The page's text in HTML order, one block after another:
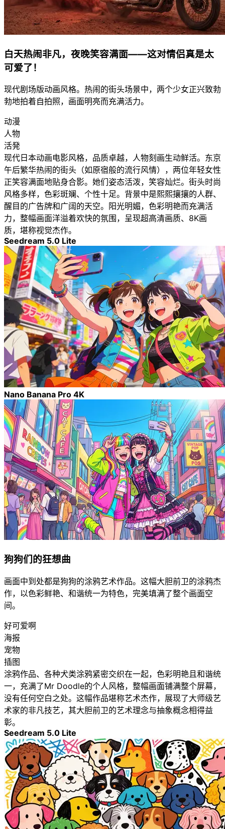
白天热闹非凡，夜晚笑容满面——这对情侣真是太
可爱了！
现代剧场版动画风格。热闹的街头场景中，两个少女正兴致勃
勃地拍着自拍照，画面明亮而充满活力。
动漫
人物
活発
现代日本动画电影风格，品质卓越，人物刻画生动鲜活。东京
午后繁华热闹的街头（如原宿般的流行风情），两位年轻女性
正笑容满面地贴身合影。她们姿态活泼，笑容灿烂。街头时尚
风格多样，色彩斑斓、个性十足。背景中是熙熙攘攘的人群、
醒目的广告牌和广阔的天空。阳光明媚，色彩明艳而充满活
力，整幅画面洋溢着欢快的氛围，呈现超高清画质、8K画
质，堪称视觉杰作。
Seedream 5.0 Lite
Nano Banana Pro 4K
狗狗们的狂想曲
画面中到处都是狗狗的涂鸦艺术作品。这幅大胆前卫的涂鸦杰
作，以色彩鲜艳、和谐统一为特色，完美填满了整个画面空
间。
好可爱啊
海报
宠物
插图
涂鸦作品、各种犬类涂鸦紧密交织在一起，色彩明艳且和谐统
一，充满了Mr Doodle的个人风格，整幅画面铺满整个屏幕，
没有任何空白之处。这幅作品堪称艺术杰作，展现了大师级艺
术家的非凡技艺，其大胆前卫的艺术理念与抽象概念相得益
彰。
Seedream 5.0 Lite